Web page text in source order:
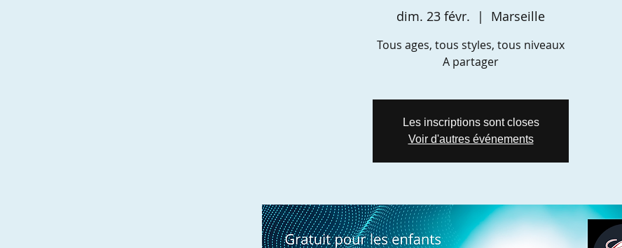
dim. 23 févr.
  |
Marseille
Tous ages, tous styles, tous niveaux
A partager
Les inscriptions sont closes
Voir d'autres événements